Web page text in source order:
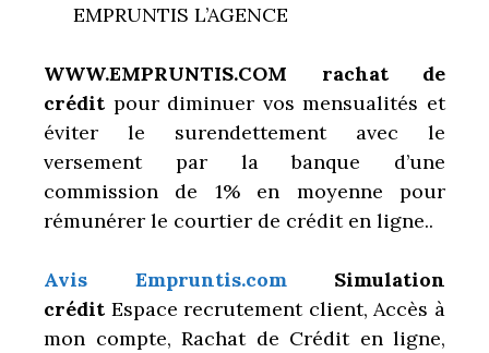
EMPRUNTIS L’AGENCE
WWW.EMPRUNTIS.COM
rachat de
crédit pour diminuer vos mensualités et
éviter le surendettement avec le
versement par la banque d’une
commission de 1% en moyenne pour
rémunérer le courtier de crédit en ligne..
Avis Empruntis.com Simulation
crédit Espace recrutement client, Accès à
mon compte, Rachat de Crédit en ligne,